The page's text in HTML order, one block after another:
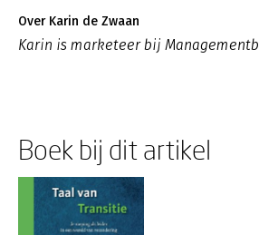
Over Karin de Zwaan
Karin is marketeer bij
Boek bij dit artikel